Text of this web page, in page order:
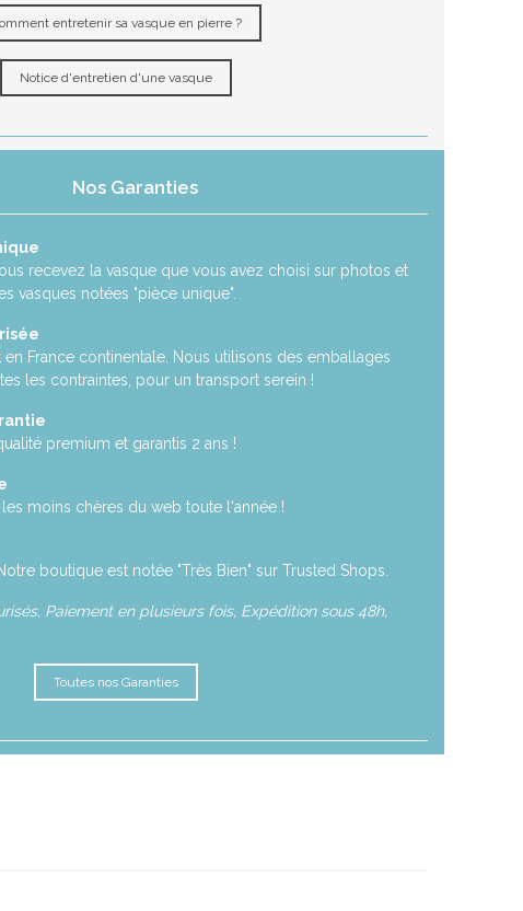
entretenir sa vasque en pierre ?
Notice d'entretien d'une vasque
Nos Garanties
recevez la vasque que vous avez choisi sur photos et
vasques notées "pièce unique".
France continentale. Nous utilisons des emballages
les contraintes, pour un transport serein !
premium et garantis 2 ans !
moins chères du web toute l'année !
boutique est notée "Très Bien" sur Trusted Shops.
Paiement en plusieurs fois, Expédition sous 48h,
Toutes nos Garanties